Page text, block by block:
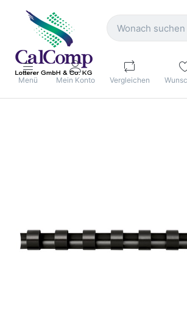
Menü Mein Konto Vergleichen